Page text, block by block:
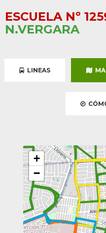
ESCUELA Nº
N.VERGARA
LINEAS
+
−